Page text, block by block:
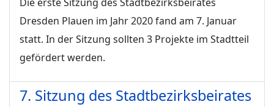
Dresden Plauen im Jahr 2020 fand am 7. Januar
statt. In der Sitzung sollten 3 Projekte im Stadtteil
gefördert werden.
7. Sitzung des Stadtbezirksbeirates